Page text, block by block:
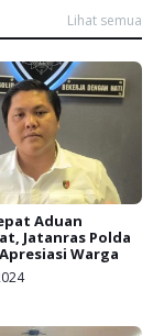
Lihat semua
Aduan
Jatanras Polda
Warga